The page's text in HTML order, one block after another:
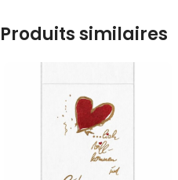
Produits similaires